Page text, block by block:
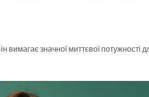
значної миттєвої потужності